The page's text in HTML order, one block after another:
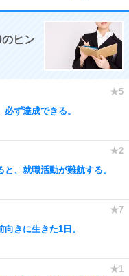
ヒン
ず達成できる。
、就職活動が難航する。
きに生きた1日。